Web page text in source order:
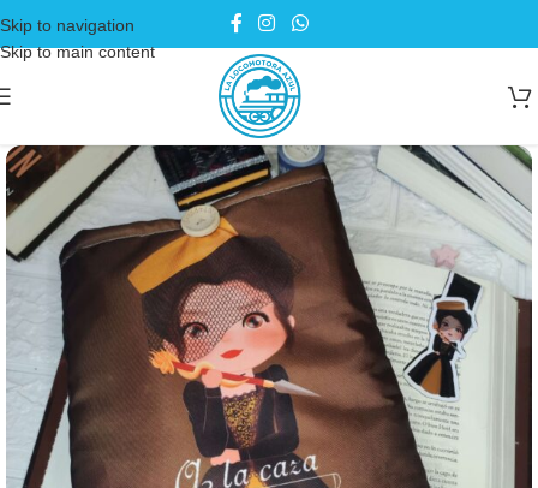
Skip to navigation
Skip to main content